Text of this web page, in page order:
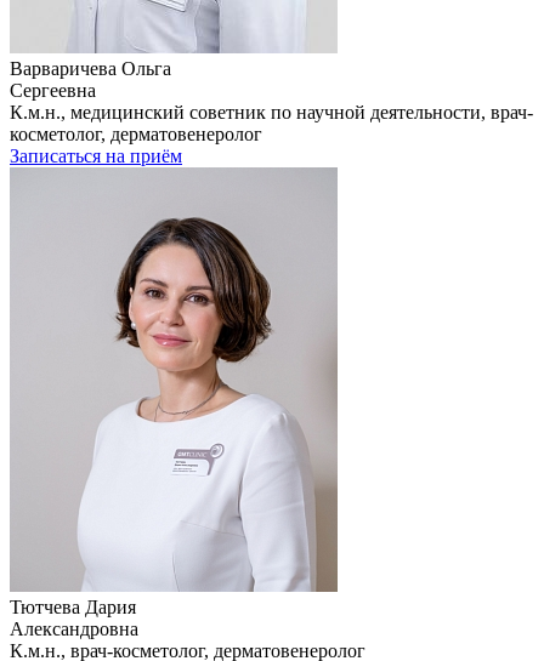
Варваричева Ольга
Сергеевна
К.м.н., медицинский советник по научной деятельности, врач-
косметолог, дерматовенеролог
Записаться на приём
Тютчева Дария
Александровна
К.м.н., врач-косметолог, дерматовенеролог